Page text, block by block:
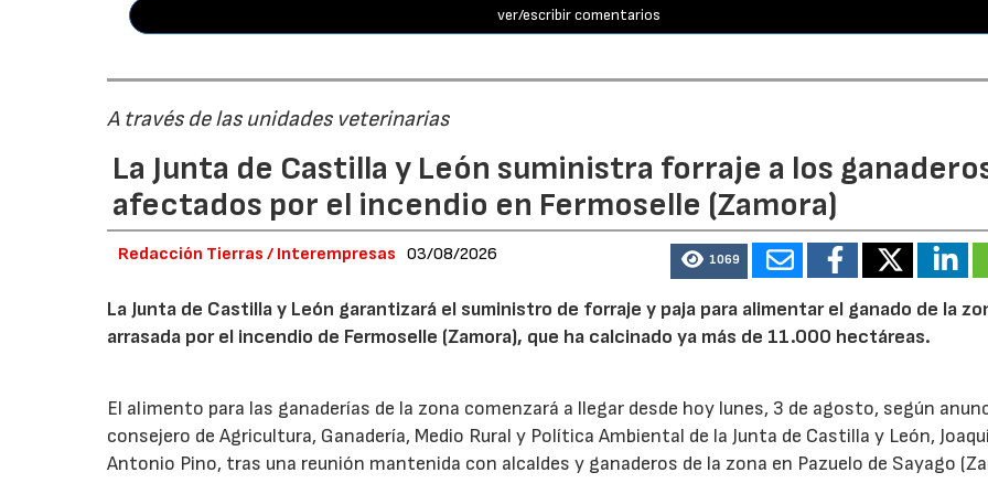
ver/escribir comentarios
A través de las unidades veterinarias
La Junta de Castilla y León suministra forraje a los
afectados por el incendio en Fermoselle (Zamora)
Redacción Tierras / Interempresas 03/08/2026 1069
La Junta de Castilla y León garantizará el suministro de forraje y paja para alimentar el ganado de la
arrasada por el incendio de Fermoselle (Zamora), que ha calcinado ya más de 11.000 hectáreas.
El alimento para las ganaderías de la zona comenzará a llegar desde hoy lunes, 3 de agosto, según
consejero de Agricultura, Ganadería, Medio Rural y Política Ambiental de la Junta de Castilla y León,
Antonio Pino, tras una reunión mantenida con alcaldes y ganaderos de la zona en Pazuelo de Sayago